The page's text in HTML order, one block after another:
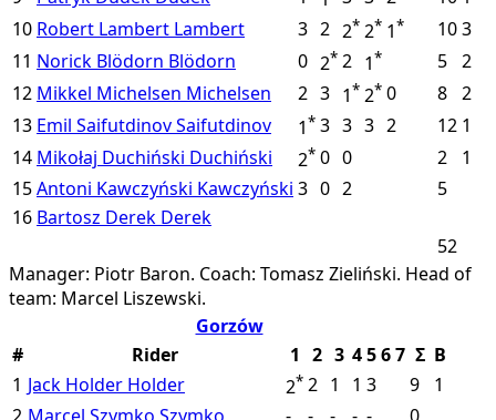
10 Robert Lambert Lambert 3 2 2* 2* 1* 103
11 Norick Blödorn Blödorn 0 2* 2 1* 5 2
12 Mikkel Michelsen Michelsen 2 3 1* 2* 0 8 2
13 Emil SaifutdinovSaifutdinov 1* 3 3 3 2 12 1
14 Mikołaj Duchiński Duchiński 2* 0 0 2
1
15Antoni Kawczyński Kawczyński 3 0 2
5
16 Bartosz Derek Derek
52
Manager: Piotr Baron. Coach: Tomasz Zieliński. Head of
team: Marcel Liszewski.
Gorzów
#
Rider 1 2 3 4567 Σ B
1 Jack Holder Holder 2* 2 1 1 3 9
1